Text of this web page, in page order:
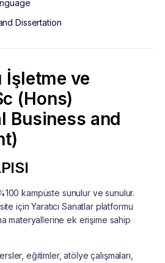
Dissertation
İşletme ve
(Hons)
Business and
kampüste sunulur ve sunulur.
için Yaratıcı Sanatlar platformu
materyallerine ek erişime sahip
eğitimler, atölye çalışmaları,